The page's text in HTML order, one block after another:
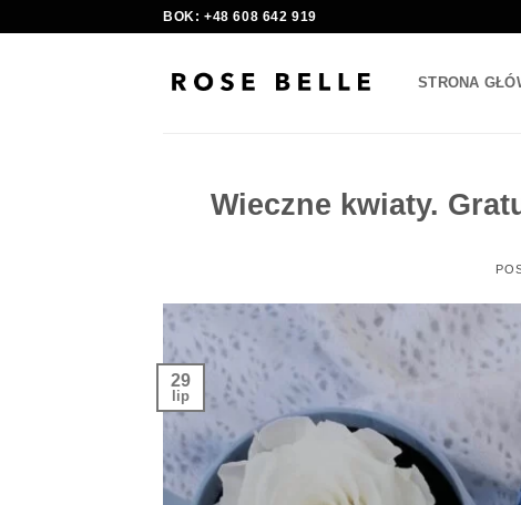
BOK: +48 608 642 919
STRONA
Wieczne kwiaty.
29
lip